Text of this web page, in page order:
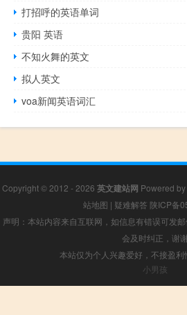
打招呼的英语单词
贵阳 英语
不知火舞的英文
拟人英文
voa新闻英语词汇
Copyright © 2012 - 2026 英文建站网 Powered by
站地图 | 疑难解答 陕ICP备
声明：本站内容来自互联网，如信息有错误可发
会及时纠正，谢谢
本站仅为个人兴趣爱好，不接盈
小男孩